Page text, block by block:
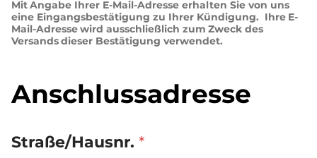
Mit Angabe Ihrer E-Mail-Adresse erhalten Sie von uns
eine Eingangsbestätigung zu Ihrer Kündigung. Ihre E-
Mail-Adresse wird ausschließlich zum Zweck des
Versands dieser Bestätigung verwendet.
Straße/Hausnr. *